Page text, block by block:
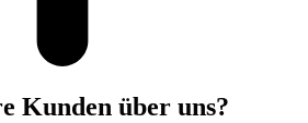
Kunden über uns?